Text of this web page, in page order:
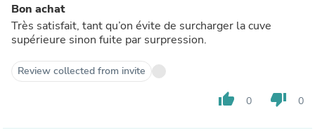
Bon achat
Très satisfait, tant qu’on évite de surcharger la cuve
supérieure sinon fuite par surpression.
Review collected from invite
thumb_up 0 thumb_down 0